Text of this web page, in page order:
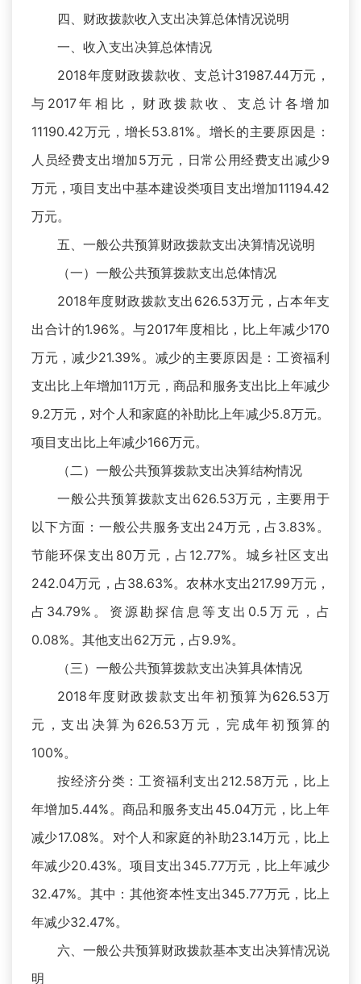
四、财政拨款收入支出决算总体情况说明
一、收入支出决算总体情况
2018年度财政拨款收、支总计31987.44万元，
与2017年相比，财政拨款收、支总计各增加
11190.42万元，增长53.81%。增长的主要原因是：
人员经费支出增加5万元，日常公用经费支出减少9
万元，项目支出中基本建设类项目支出增加11194.42
万元。
五、一般公共预算财政拨款支出决算情况说明
（一）一般公共预算拨款支出总体情况
2018年度财政拨款支出626.53万元，占本年支
出合计的1.96%。与2017年度相比，比上年减少170
万元，减少21.39%。减少的主要原因是：工资福利
支出比上年增加11万元，商品和服务支出比上年减少
9.2万元，对个人和家庭的补助比上年减少5.8万元。
项目支出比上年减少166万元。
（二）一般公共预算拨款支出决算结构情况
一般公共预算拨款支出626.53万元，主要用于
以下方面：一般公共服务支出24万元，占3.83%。
节能环保支出80万元，占12.77%。城乡社区支出
242.04万元，占38.63%。农林水支出217.99万元，
占34.79%。资源勘探信息等支出0.5万元，占
0.08%。其他支出62万元，占9.9%。
（三）一般公共预算拨款支出决算具体情况
2018年度财政拨款支出年初预算为626.53万
元，支出决算为626.53万元，完成年初预算的
100%。
按经济分类：工资福利支出212.58万元，比上
年增加5.44%。商品和服务支出45.04万元，比上年
减少17.08%。对个人和家庭的补助23.14万元，比上
年减少20.43%。项目支出345.77万元，比上年减少
32.47%。其中：其他资本性支出345.77万元，比上
年减少32.47%。
六、一般公共预算财政拨款基本支出决算情况说
明